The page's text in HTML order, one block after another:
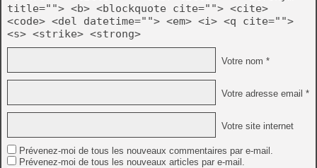
title=""> <b> <blockquote cite=""> <cite>
<code> <del datetime=""> <em> <i> <q cite="">
<s> <strike> <strong>
Votre nom *
Votre adresse email *
Votre site internet
Prévenez-moi de tous les nouveaux commentaires par e-mail.
Prévenez-moi de tous les nouveaux articles par e-mail.